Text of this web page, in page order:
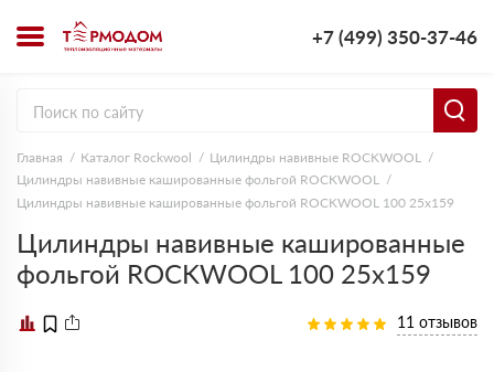
+7 (499) 350-37-46
Главная Каталог Rockwool
Цилиндры навивные ROCKWOOL
Цилиндры навивные кашированные фольгой ROCKWOOL
Цилиндры навивные кашированные фольгой ROCKWOOL 100 25х159
Цилиндры навивные кашированные
фольгой ROCKWOOL 100 25х159
11 отзывов